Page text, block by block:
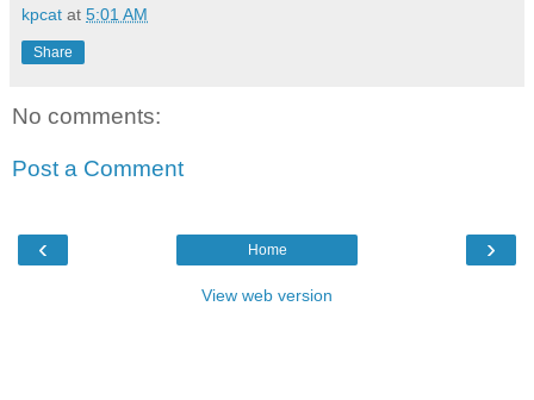
kpcat at 5:01 AM
Share
No comments:
Post a Comment
‹ ›
Home
View web version